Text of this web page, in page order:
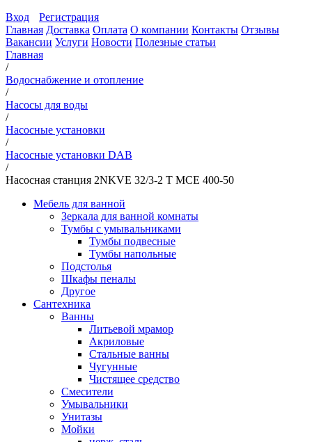
Вход
Регистрация
Главная Доставка Оплата О компании Контакты Отзывы
Вакансии Услуги Новости Полезные статьи
Главная
/
Водоснабжение и отопление
/
Насосы для воды
/
Насосные установки
/
Насосные установки DAB
/
Насосная станция 2NKVE 32/3-2 T MCE 400-50
Мебель для ванной
Зеркала для ванной комнаты
Тумбы с умывальниками
Тумбы подвесные
Тумбы напольные
Подстолья
Шкафы пеналы
Другое
Сантехника
Ванны
Литьевой мрамор
Акриловые
Стальные ванны
Чугунные
Чистящее средство
Смесители
Умывальники
Унитазы
Мойки